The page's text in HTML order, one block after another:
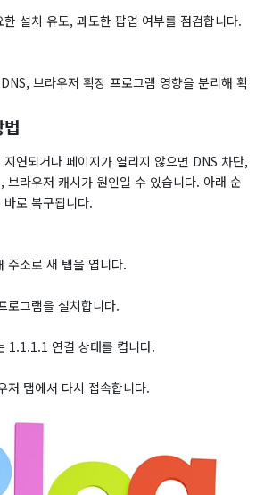
설치 유도, 과도한 팝업 여부를 점검합니다.
브라우저 확장 프로그램 영향을 분리해 확
연되거나 페이지가 열리지 않으면 DNS 차단,
브라우저 캐시가 원인일 수 있습니다. 아래 순
로 복구됩니다.
주소로 새 탭을 엽니다.
로그램을 설치합니다.
1.1.1.1 연결 상태를 켭니다.
저 탭에서 다시 접속합니다.